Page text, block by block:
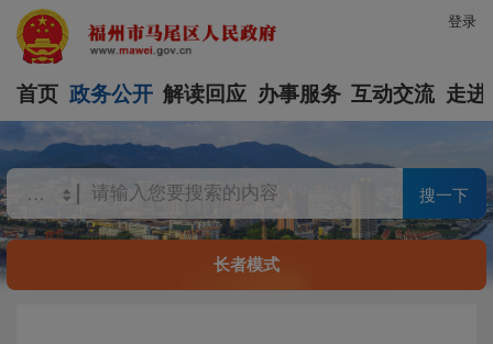
登录
首页 政务公开 解读回应 办事服务 互动交流 走进
搜一下
长者模式